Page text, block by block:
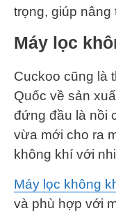
trọng, giúp
Máy lọc
Cuckoo cũng là
Quốc về sản
đứng đầu là nồi
vừa mới cho ra
không khí với
Máy lọc không
và phù hợp với